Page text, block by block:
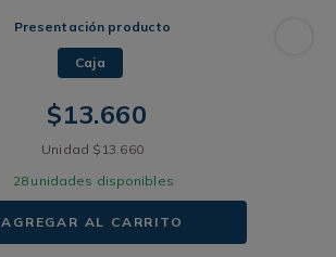
Presentación producto
Caja
$13.660
Unidad $ 13 660
28 unidades disponibles
AGREGAR AL CARRITO